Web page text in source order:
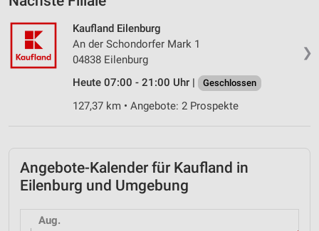
❯
Kaufland Eilenburg
An der Schondorfer Mark 1
04838 Eilenburg
Heute 07:00 - 21:00 Uhr |
Geschlossen
127,37 km • Angebote: 2 Prospekte
Angebote-Kalender für Kaufland in
Eilenburg und Umgebung
Aug.